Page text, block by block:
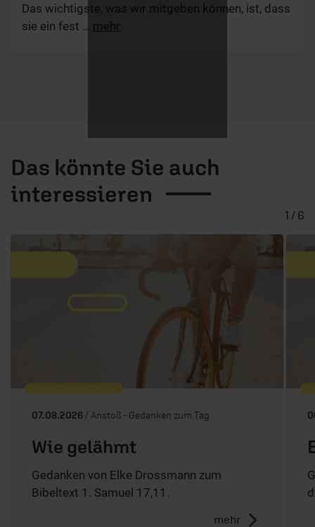
Das wichtigste, was wir mitgeben können, ist, dass
sie ein fest … mehr
Das könnte Sie auch
interessieren
07.08.2026 / Anstoß - Gedanken zum Tag
Wie gelähmt
Gedanken von Elke Drossmann zum
Bibeltext 1. Samuel 17,11.
mehr
1 / 6